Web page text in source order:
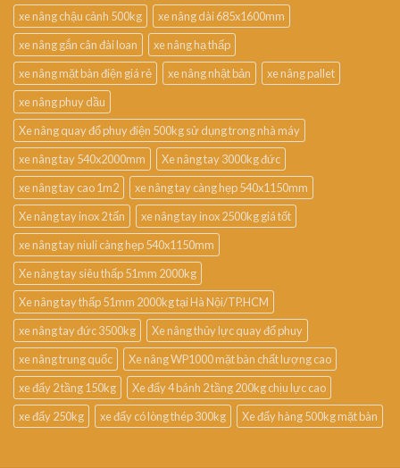
xe nâng chậu cảnh 500kg
xe nâng dài 685x1600mm
xe nâng gắn cân đài loan
xe nâng hạ thấp
xe nâng mặt bàn điện giá rẻ
xe nâng nhật bản
xe nâng pallet
xe nâng phuy dầu
Xe nâng quay đổ phuy điện 500kg sử dụng trong nhà máy
xe nâng tay 540x2000mm
Xe nâng tay 3000kg đức
xe nâng tay cao 1m2
xe nâng tay càng hẹp 540x1150mm
Xe nâng tay inox 2 tấn
xe nâng tay inox 2500kg giá tốt
xe nâng tay niuli càng hẹp 540x1150mm
Xe nâng tay siêu thấp 51mm 2000kg
Xe nâng tay thấp 51mm 2000kg tại Hà Nội/TP.HCM
xe nâng tay đức 3500kg
Xe nâng thủy lực quay đổ phuy
xe nâng trung quốc
Xe nâng WP1000 mặt bàn chất lượng cao
xe đẩy 2 tầng 150kg
Xe đẩy 4 bánh 2 tầng 200kg chịu lực cao
xe đẩy 250kg
xe đẩy có lòng thép 300kg Xe đẩy hàng 500kg mặt bàn